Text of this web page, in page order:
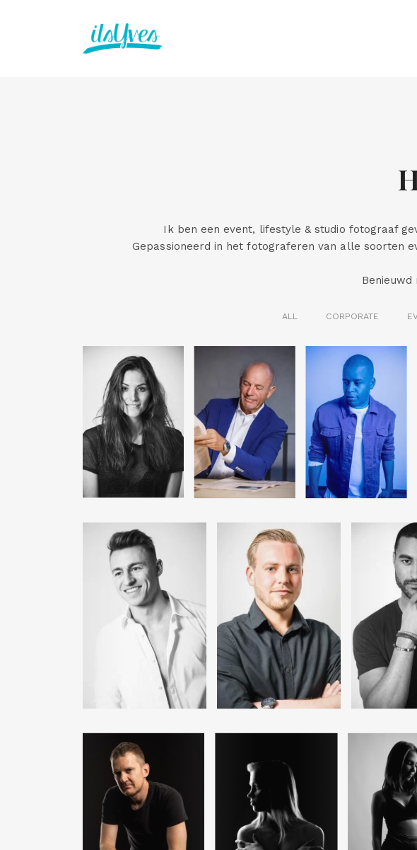
Ik ben een event, lifestyle & studio fotograaf
Gepassioneerd in het fotograferen van alle soorten
ALL CORPORATE